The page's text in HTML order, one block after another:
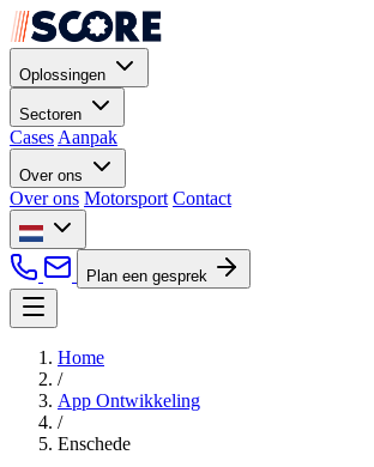
Oplossingen
Sectoren
Cases Aanpak
Over ons
Over ons Motorsport Contact
Plan een gesprek
Home
/
App Ontwikkeling
/
Enschede